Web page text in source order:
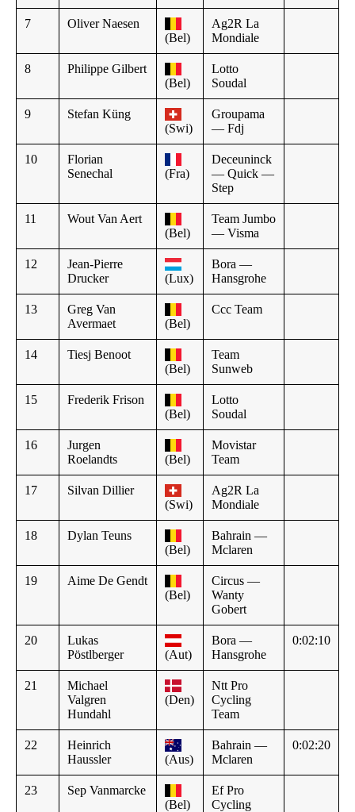
7
Oliver Naesen
(Bel)
Ag2R La
Mondiale
8
Philippe Gilbert
(Bel)
Lotto
Soudal
9
Stefan Küng
(Swi)
Groupama
— Fdj
10
Florian
Senechal
(Fra)
Deceuninck
— Quick —
Step
11
Wout Van Aert
(Bel)
Team Jumbo
— Visma
12
Jean-Pierre
Drucker
(Lux)
Bora —
Hansgrohe
13
Greg Van
Avermaet
(Bel)
Ccc Team
14
Tiesj Benoot
(Bel)
Team
Sunweb
15
Frederik Frison
(Bel)
Lotto
Soudal
16
Jurgen
Roelandts
(Bel)
Movistar
Team
17
Silvan Dillier
(Swi)
Ag2R La
Mondiale
18
Dylan Teuns
(Bel)
Bahrain —
Mclaren
19
Aime De Gendt
(Bel)
Circus —
Wanty
Gobert
20
Lukas
Pöstlberger
(Aut)
Bora —
Hansgrohe
0:02:10
21
Michael
Valgren
Hundahl
(Den)
Ntt Pro
Cycling
Team
22
Heinrich
Haussler
(Aus)
Bahrain —
Mclaren
0:02:20
23
Sep Vanmarcke
(Bel)
Ef Pro
Cycling